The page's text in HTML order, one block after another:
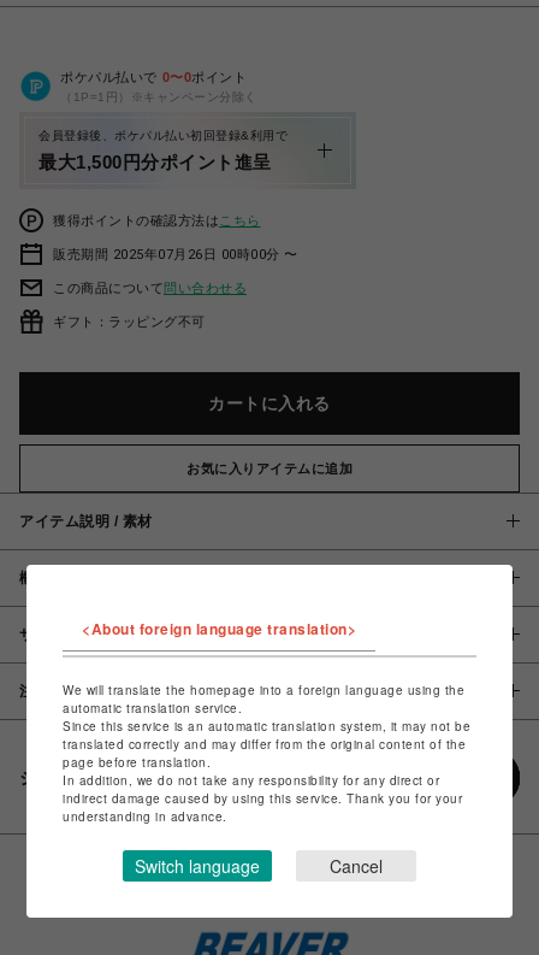
ポケパル払いで 0〜0ポイント
（1P=1円）※キャンペーン分除く
会員登録後、ポケパル払い初回登録&利用で
最大1,500円分ポイント進呈
獲得ポイントの確認方法は こちら
販売期間 2025年07月26日 00時00分 〜
この商品について問い合わせる
ギフト：ラッピング不可
カートに入れる
お気に入りアイテムに追加
アイテム説明 / 素材
概要
サイズ
注意事項
シェアする
<About foreign language translation>
We will translate the homepage into a foreign language using the
automatic translation service.
Since this service is an automatic translation system, it may not be
translated correctly and may differ from the original content of the
page before translation.
In addition, we do not take any responsibility for any direct or
indirect damage caused by using this service. Thank you for your
understanding in advance.
Switch language Cancel